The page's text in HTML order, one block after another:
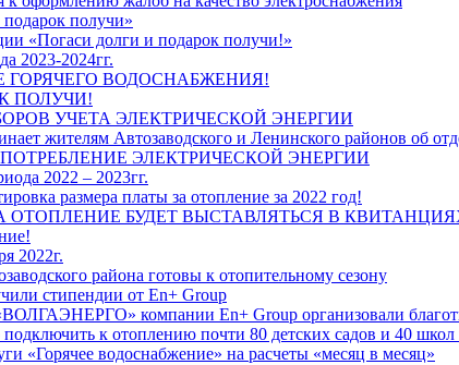
получи»
«Погаси долги и подарок получи!»
2023-2024гг.
ВОДОСНАБЖЕНИЯ!
ПОЛУЧИ!
УЧЕТА ЭЛЕКТРИЧЕСКОЙ ЭНЕРГИИ
жителям Автозаводского и Ленинского районов об
ЭЛЕКТРИЧЕСКОЙ ЭНЕРГИИ
2022 – 2023гг.
размера платы за отопление за 2022 год!
ОТОПЛЕНИЕ БУДЕТ ВЫСТАВЛЯТЬСЯ В
2022г.
района готовы к отопительному сезону
стипендии от En+ Group
компании En+ Group организовали
к отоплению почти 80 детских садов и 40
«Горячее водоснабжение» на расчеты «месяц в месяц»